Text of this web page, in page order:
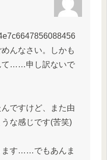
んなさい。しかも
て……申し訳ないで
ですけど、また由
な感じです(苦笑)
ます……でもあんま